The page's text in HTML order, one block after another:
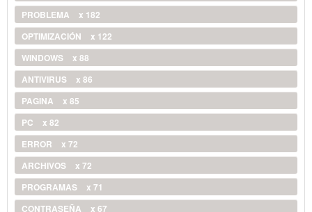
PROBLEMA
x 182
OPTIMIZACIÓN
x 122
WINDOWS
x 88
ANTIVIRUS
x 86
PAGINA
x 85
PC
x 82
ERROR
x 72
ARCHIVOS
x 72
PROGRAMAS
x 71
CONTRASEÑA
x 67